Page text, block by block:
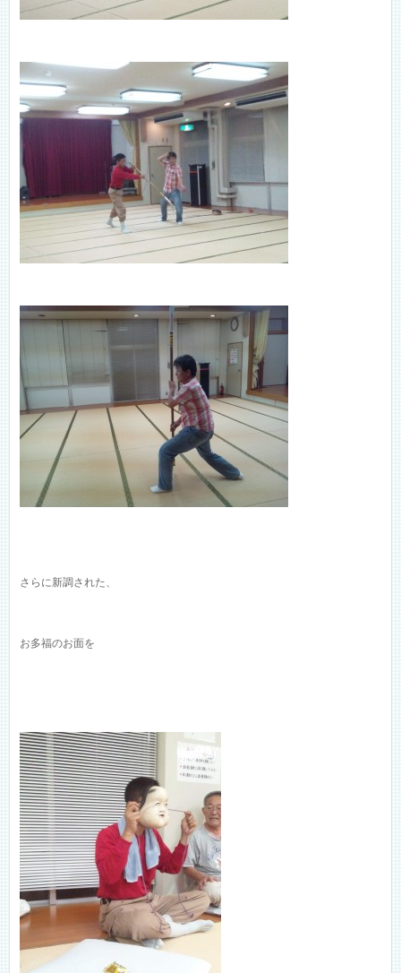
さらに新調された、
お多福のお面を